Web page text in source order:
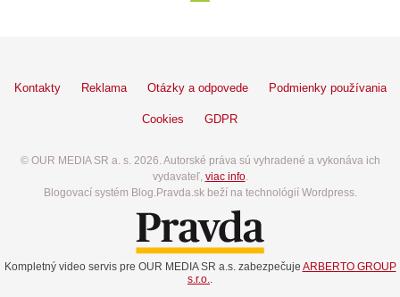
Kontakty Reklama Otázky a odpovede Podmienky používania
Cookies GDPR
© OUR MEDIA SR a. s. 2026. Autorské práva sú vyhradené a vykonáva ich
vydavateľ, viac info.
Blogovací systém Blog.Pravda.sk beží na technológií Wordpress.
Kompletný video servis pre OUR MEDIA SR a.s. zabezpečuje ARBERTO GROUP
s.r.o..